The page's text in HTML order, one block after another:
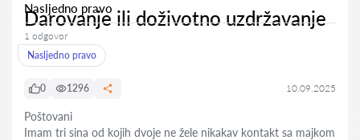
Nasljedno pravo
Darovanje ili doživotno uzdržavanje
1 odgovor
Nasljedno pravo
0 1296 10.09.2025
Poštovani
Imam tri sina od kojih dvoje ne žele nikakav kontakt sa majkom